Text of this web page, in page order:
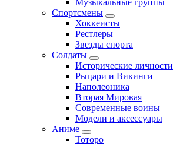
Спортсмены
Хоккеисты
Рестлеры
Звезды спорта
Солдаты
Исторические личности
Рыцари и Викинги
Наполеоника
Вторая Мировая
Современные воины
Модели и аксессуары
Аниме
Тоторо